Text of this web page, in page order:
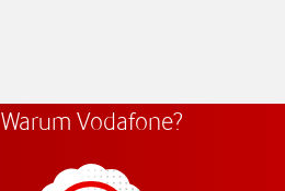
Warum Vodafone?